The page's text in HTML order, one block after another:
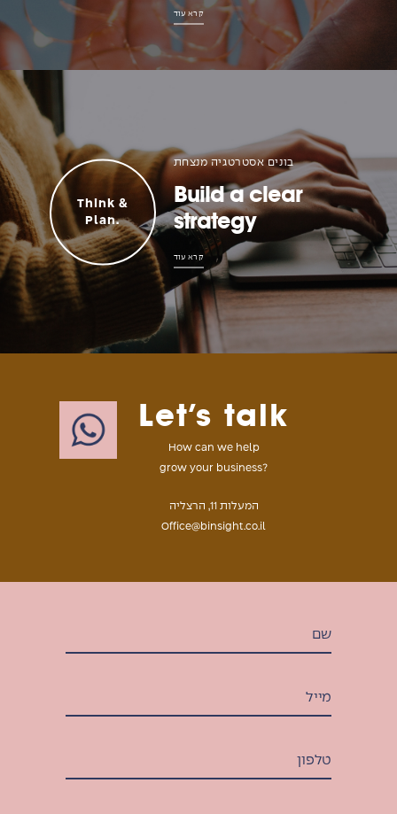
קרא עוד
Think &
Plan.
בונים אסטרטגיה מנצחת
Build a clear
strategy
קרא עוד
Let’s talk
How can we help
grow your business?
המעלות 11, הרצליה
Office@binsight.co.il